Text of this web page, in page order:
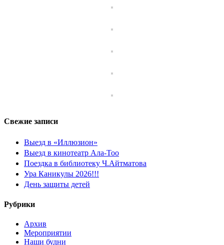
Свежие записи
Выезд в «Иллюзион»
Выезд в кинотеатр Ала-Тоо
Поездка в библиотеку Ч.Айтматова
Ура Каникулы 2026!!!
День защиты детей
Рубрики
Архив
Мероприятии
Наши будни